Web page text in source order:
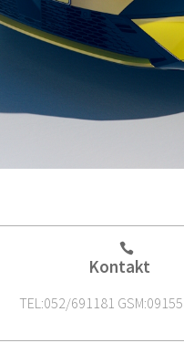
Kontakt
TEL:052/691181